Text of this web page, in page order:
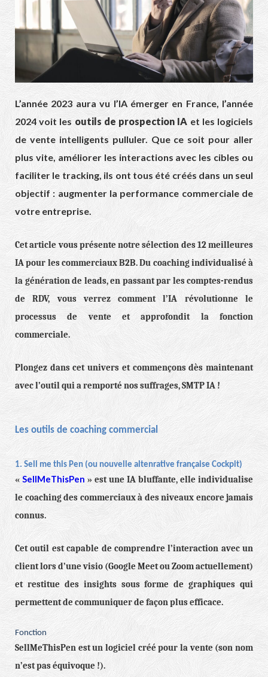
L’année 2023 aura vu l’IA émerger en France, l’année
2024 voit les outils de prospection IA et les logiciels
de vente intelligents pulluler. Que ce soit pour aller
plus vite, améliorer les interactions avec les cibles ou
faciliter le tracking, ils ont tous été créés dans un seul
objectif : augmenter la performance commerciale de
votre entreprise.
Cet article vous présente notre sélection des 12 meilleures
IA pour les commerciaux B2B. Du coaching individualisé à
la génération de leads, en passant par les comptes-rendus
de RDV, vous verrez comment l’IA révolutionne le
processus de vente et approfondit la fonction
commerciale.
Plongez dans cet univers et commençons dès maintenant
avec l’outil qui a remporté nos suffrages, SMTP IA !
Les outils de coaching commercial
1. Sell me this Pen (ou nouvelle altenrative française Cockpit)
« SellMeThisPen » est une IA bluffante, elle individualise
le coaching des commerciaux à des niveaux encore jamais
connus.
Cet outil est capable de comprendre l’interaction avec un
client lors d’une visio (Google Meet ou Zoom actuellement)
et restitue des insights sous forme de graphiques qui
permettent de communiquer de façon plus efficace.
Fonction
SellMeThisPen est un logiciel créé pour la vente (son nom
n’est pas équivoque !).